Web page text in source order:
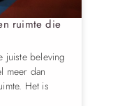
ruimte die
juiste beleving
meer dan
Het is